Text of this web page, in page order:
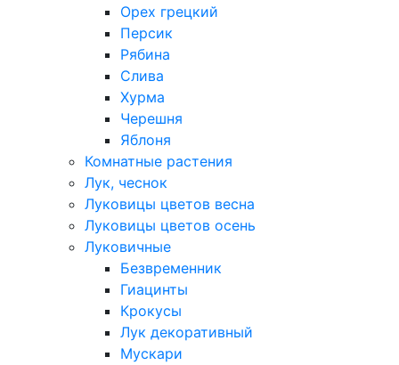
Орех грецкий
Персик
Рябина
Слива
Хурма
Черешня
Яблоня
Комнатные растения
Лук, чеснок
Луковицы цветов весна
Луковицы цветов осень
Луковичные
Безвременник
Гиацинты
Крокусы
Лук декоративный
Мускари